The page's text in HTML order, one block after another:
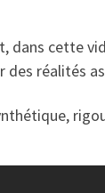
dans cette
des réalités